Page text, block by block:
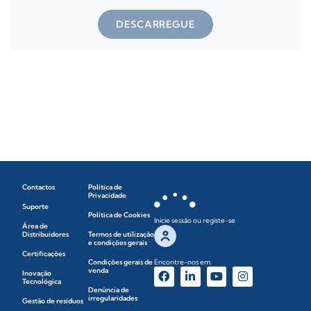
DESCARREGUE
Contactos
Suporte
Área de
Distribuidores
Certificações
Inovação
Tecnológica
Gestão de resíduos
Política de
Privacidade
Política de Cookies
Termos de utilização
e condições gerais
Condições gerais de
venda
Denúncia de
irregularidades
Inicie sessão ou registe-se
Encontre-nos em: